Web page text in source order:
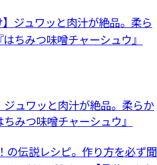
ジュワッと肉汁が絶品。柔らか
みつ味噌チャーシュウ』